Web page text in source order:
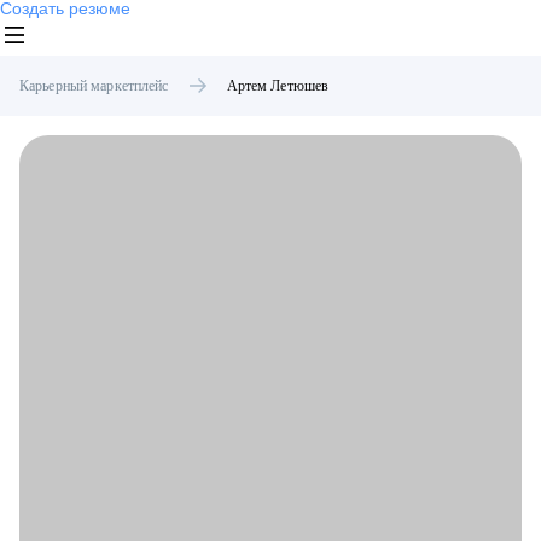
Создать резюме
Карьерный маркетплейс Артем Летюшев